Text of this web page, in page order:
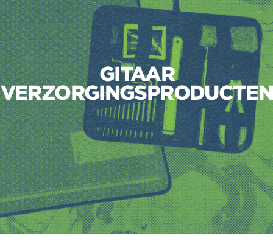
GITAAR
VERZORGINGSPRODUCTEN